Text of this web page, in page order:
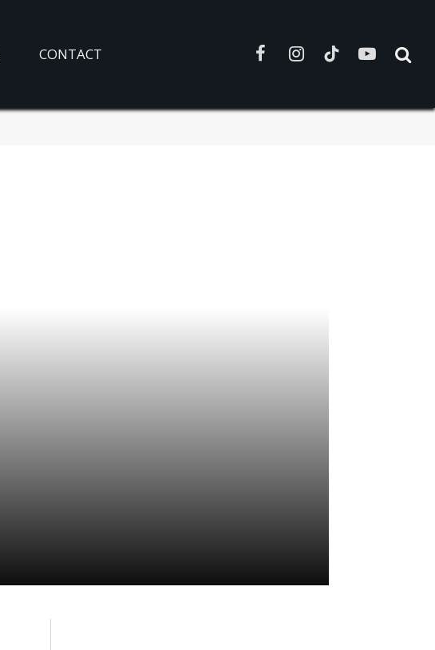
CONTACT FacebookInstagramTikTokYouTube